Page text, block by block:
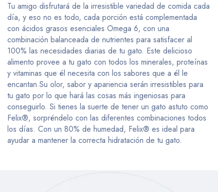
Tu amigo disfrutará de la irresistible variedad de comida cada
día, y eso no es todo, cada porción está complementada
con ácidos grasos esenciales Omega 6, con una
combinación balanceada de nutrientes para satisfacer al
100% las necesidades diarias de tu gato. Este delicioso
alimento provee a tu gato con todos los minerales, proteínas
y vitaminas que él necesita con los sabores que a él le
encantan.Su olor, sabor y apariencia serán irresistibles para
tu gato por lo que hará las cosas más ingeniosas para
conseguirlo. Si tienes la suerte de tener un gato astuto como
Felix®, sorpréndelo con las diferentes combinaciones todos
los días. Con un 80% de humedad, Felix® es ideal para
ayudar a mantener la correcta hidratación de tu gato.